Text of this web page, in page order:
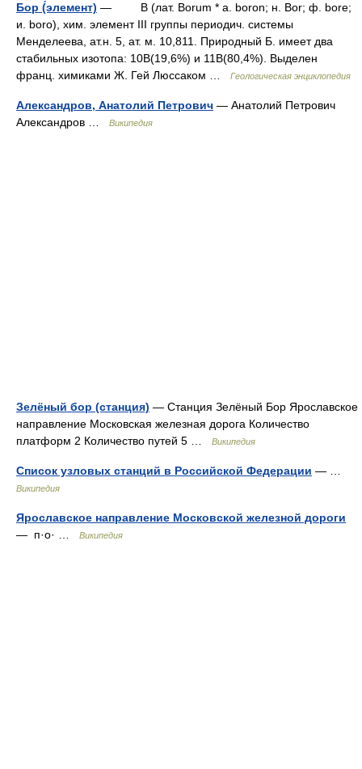
Бор (́элемент) — В (лат. Borum * a. boron; н. Bor; ф. bore;
и. boro), хим. элемент III группы периодич. системы
Менделеева, ат.н. 5, ат. м. 10,811. Природный Б. имеет два
стабильных изотопа: 10В(19,6%) и 11В(80,4%). Выделен
франц. химиками Ж. Гей Люссаком …
Геологическая энциклопедия
Александров, Анатолий Петрович — Анатолий Петрович
Александров …
Википедия
Зелёный бор (станция) — Станция Зелёный Бор Ярославское
направление Московская железная дорога Количество
платформ 2 Количество путей 5 …
Википедия
Список узловых станций в Российской Федерации — …
Википедия
Ярославское направление Московской железной дороги
— п·о· …
Википедия